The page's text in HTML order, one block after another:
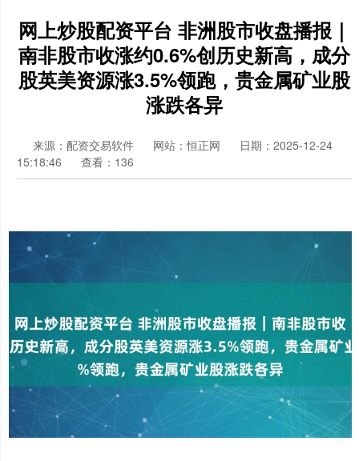
网上炒股配资平台 非洲股市收盘播报｜
南非股市收涨约0.6%创历史新高，成分
股英美资源涨3.5%领跑，贵金属矿业股
涨跌各异
来源：配资交易软件 网站：恒正网
日期：2025-12-24
15:18:46
查看：136